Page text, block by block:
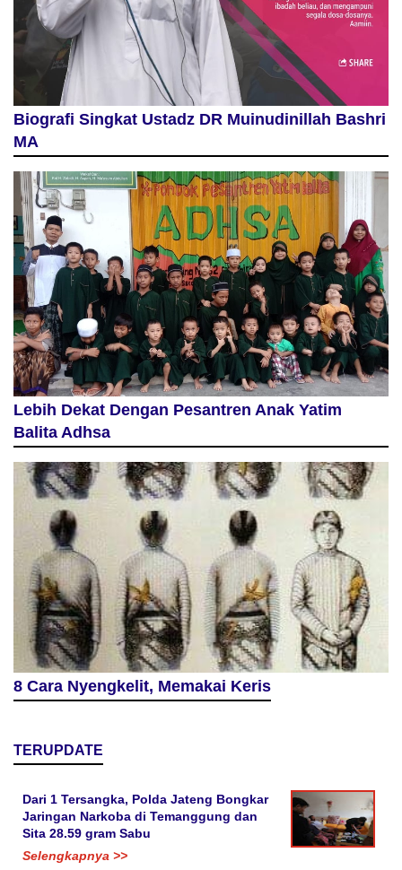
Biografi Singkat Ustadz DR Muinudinillah Bashri
MA
Lebih Dekat Dengan Pesantren Anak Yatim
Balita Adhsa
8 Cara Nyengkelit, Memakai Keris
TERUPDATE
Dari 1 Tersangka, Polda Jateng Bongkar
Jaringan Narkoba di Temanggung dan
Sita 28.59 gram Sabu
Selengkapnya >>